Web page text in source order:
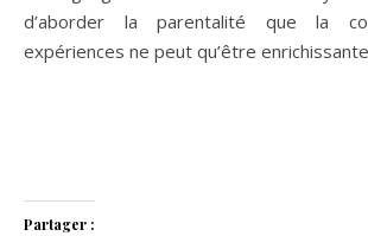
d’aborder la parentalité que la
expériences ne peut qu’être
Partager :